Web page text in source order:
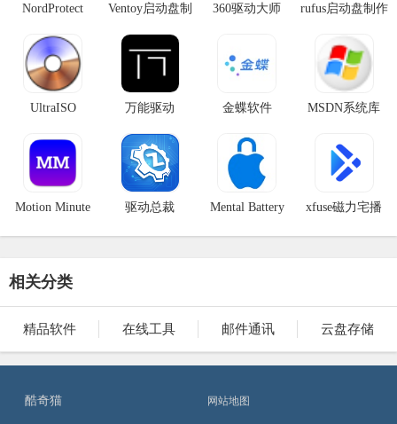
NordProtect
Ventoy启动盘制
360驱动大师
rufus启动盘制作
UltraISO 万能驱动 金蝶软件 MSDN系统库
Motion Minute 驱动总裁 Mental Battery
xfuse磁力宅播
相关分类
精品软件 在线工具 邮件通讯 云盘存储
酷奇猫 网站地图